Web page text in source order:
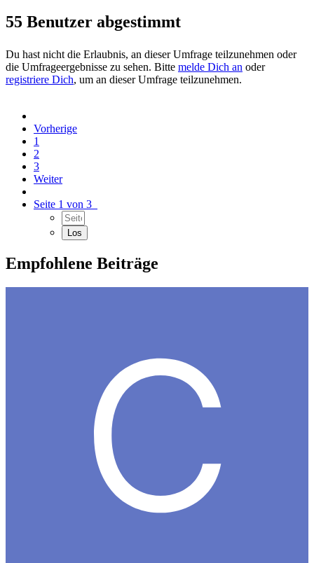
55 Benutzer abgestimmt
Du hast nicht die Erlaubnis, an dieser Umfrage teilzunehmen oder
die Umfrageergebnisse zu sehen. Bitte melde Dich an oder
registriere Dich, um an dieser Umfrage teilzunehmen.
Vorherige
1
2
3
Weiter
Seite 1 von 3
Empfohlene Beiträge